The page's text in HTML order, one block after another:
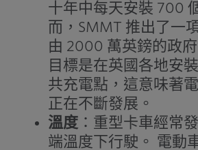
十年中每天安裝 700
而，SMMT 推出了一
由 2000 萬英鎊的政府
目標是在英國各地安
共充電點，這意味著
正在不斷發展。
溫度：重型卡車經常
端溫度下行駛。 電動